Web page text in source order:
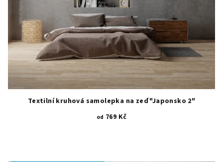
Textilní kruhová samolepka na zeď "Japonsko 2"
od 769 Kč